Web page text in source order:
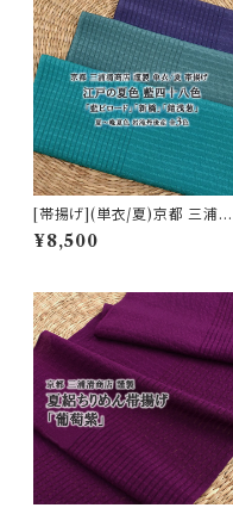
[帯揚げ](単衣/夏)京都 三浦清
商店 謹製『江戸の夏色 藍四十
八色』岩滝丹後ちりめん 夏絽(
¥8,500